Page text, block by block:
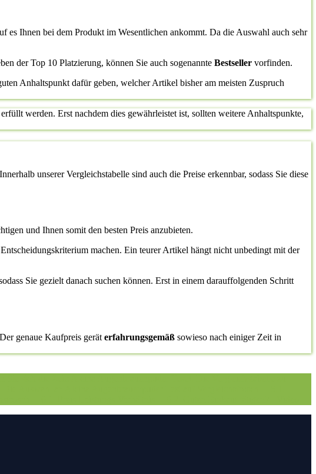
es Ihnen bei dem Produkt im Wesentlichen ankommt. Da die Auswahl auch sehr
der Top 10 Platzierung, können Sie auch sogenannte Bestseller vorfinden.
Anhaltspunkt dafür geben, welcher Artikel bisher am meisten Zuspruch
werden. Erst nachdem dies gewährleistet ist, sollten weitere Anhaltspunkte,
unserer Vergleichstabelle sind auch die Preise erkennbar, sodass Sie diese
und Ihnen somit den besten Preis anzubieten.
machen. Ein teurer Artikel hängt nicht unbedingt mit der
Sie gezielt danach suchen können. Erst in einem darauffolgenden Schritt
genaue Kaufpreis gerät erfahrungsgemäß sowieso nach einiger Zeit in